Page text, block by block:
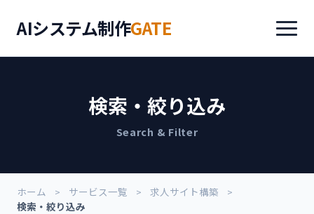
AIシステム制作GATE
検索・絞り込み
Search & Filter
ホーム サービス一覧
求人サイト構築
検索・絞り込み